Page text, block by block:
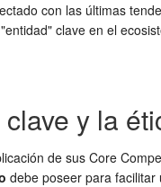
con las últimas
clave en el
y la
de sus Core
debe poseer para